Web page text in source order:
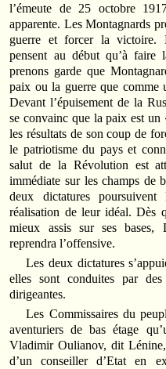
l’émeute de 25 octobre
apparente. Les Montagnards
guerre et forcer la victoire.
pensent au début qu’à
prenons garde que
paix ou la guerre que comme
Devant l’épuisement de la
se convainc que la paix est un
les résultats de son coup de
le patriotisme du pays et
salut de la Révolution est
immédiate sur les champs de
deux dictatures
réalisation de leur idéal. Dès
mieux assis sur ses bases,
reprendra l’offensive.
Les deux dictatures
elles sont conduites par des
dirigeantes.
Les Commissaires du
aventuriers de bas étage
Vladimir Oulianov, dit
d’un conseiller d’Etat en